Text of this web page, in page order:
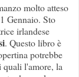
molto atteso
Gennaio. Sto
irlandese
. Questo libro è
potrebbe
quali l'amore, la